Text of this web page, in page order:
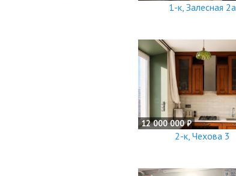
1-к, Залесная 2а
12 000 000 ₽
2-к, Чехова 3